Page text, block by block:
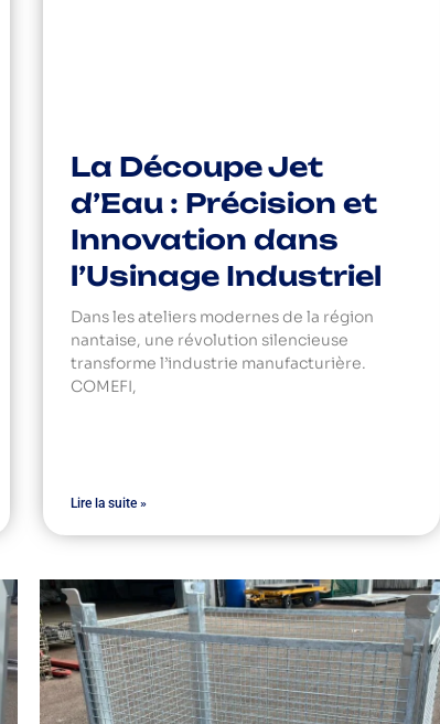
La Découpe Jet
d’Eau : Précision et
Innovation dans
l’Usinage Industriel
Dans les ateliers modernes de la région
nantaise, une révolution silencieuse
transforme l’industrie manufacturière.
COMEFI,
Lire la suite »